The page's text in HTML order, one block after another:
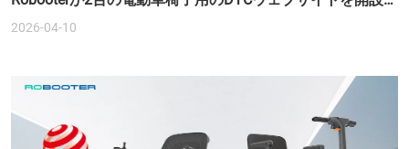
しました。
2026-04-10